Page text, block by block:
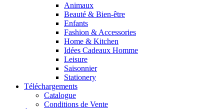
Animaux
Beauté & Bien-être
Enfants
Fashion & Accessories
Home & Kitchen
Idées Cadeaux Homme
Leisure
Saisonnier
Stationery
Téléchargements
Catalogue
Conditions de Vente